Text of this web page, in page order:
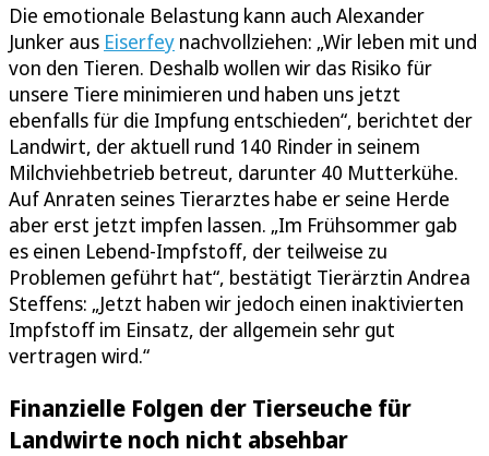
Die emotionale Belastung kann auch Alexander
Junker aus Eiserfey nachvollziehen: „Wir leben mit und
von den Tieren. Deshalb wollen wir das Risiko für
unsere Tiere minimieren und haben uns jetzt
ebenfalls für die Impfung entschieden“, berichtet der
Landwirt, der aktuell rund 140 Rinder in seinem
Milchviehbetrieb betreut, darunter 40 Mutterkühe.
Auf Anraten seines Tierarztes habe er seine Herde
aber erst jetzt impfen lassen. „Im Frühsommer gab
es einen Lebend-Impfstoff, der teilweise zu
Problemen geführt hat“, bestätigt Tierärztin Andrea
Steffens: „Jetzt haben wir jedoch einen inaktivierten
Impfstoff im Einsatz, der allgemein sehr gut
vertragen wird.“
Finanzielle Folgen der Tierseuche für
Landwirte noch nicht absehbar